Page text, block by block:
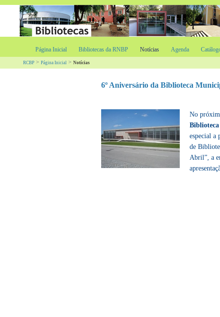
Página Inicial Bibliotecas da RNBP Notícias Agenda
RCBP > Página Inicial > Notícias
6º Aniversário da Biblioteca
No
especial a
de
Abril”, a